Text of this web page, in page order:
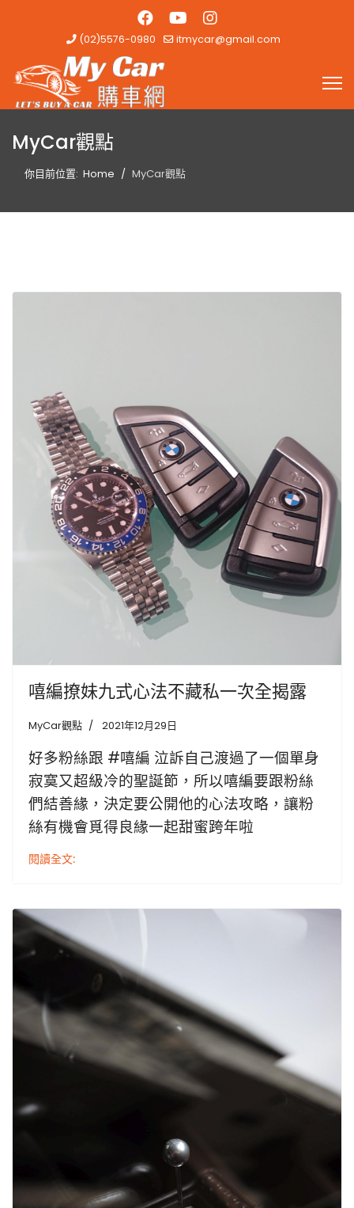
(02)5576-0980 itmycar@gmail.com
MyCar觀點
你目前位置: Home MyCar觀點
嘻編撩妹九式心法不藏私一次全揭露
MyCar觀點 2021年12月29日
好多粉絲跟 #嘻編 泣訴自己渡過了一個單身
寂寞又超級冷的聖誕節，所以嘻編要跟粉絲
們結善緣，決定要公開他的心法攻略，讓粉
絲有機會覓得良緣一起甜蜜跨年啦
閱讀全文: